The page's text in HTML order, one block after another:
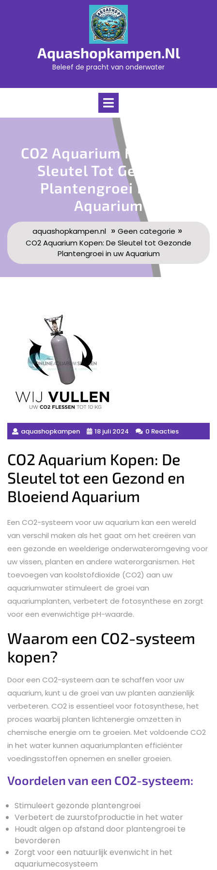
Aquashopkampen.nl
Beleef de pracht van onderwater
Open
CO2 Aquarium Kopen: De
Sleutel Tot Gezonde
Plantengroei In Uw
Aquarium
aquashopkampen.nl » Geen categorie »
CO2 Aquarium Kopen: De Sleutel tot Gezonde
Plantengroei in uw Aquarium
aquashopkampen 18 juli 2024 0 Reacties
CO2 Aquarium Kopen: De
Sleutel tot een Gezond en
Bloeiend Aquarium
Een CO2-systeem voor uw aquarium kan een wereld
van verschil maken als het gaat om het creëren van
een gezonde en weelderige onderwateromgeving voor
uw vissen, planten en andere waterorganismen. Het
toevoegen van koolstofdioxide (CO2) aan uw
aquariumwater stimuleert de groei van
aquariumplanten, verbetert de fotosynthese en zorgt
voor een evenwichtige pH-waarde.
Waarom een CO2-systeem
kopen?
Door een CO2-systeem aan te schaffen voor uw
aquarium, kunt u de groei van uw planten aanzienlijk
verbeteren. CO2 is essentieel voor fotosynthese, het
proces waarbij planten lichtenergie omzetten in
chemische energie om te groeien. Met voldoende CO2
in het water kunnen aquariumplanten efficiënter
voedingsstoffen opnemen en sneller groeien.
Voordelen van een CO2-systeem:
Stimuleert gezonde plantengroei
Verbetert de zuurstofproductie in het water
Houdt algen op afstand door plantengroei te
bevorderen
Zorgt voor een natuurlijk evenwicht in het
aquariumecosysteem